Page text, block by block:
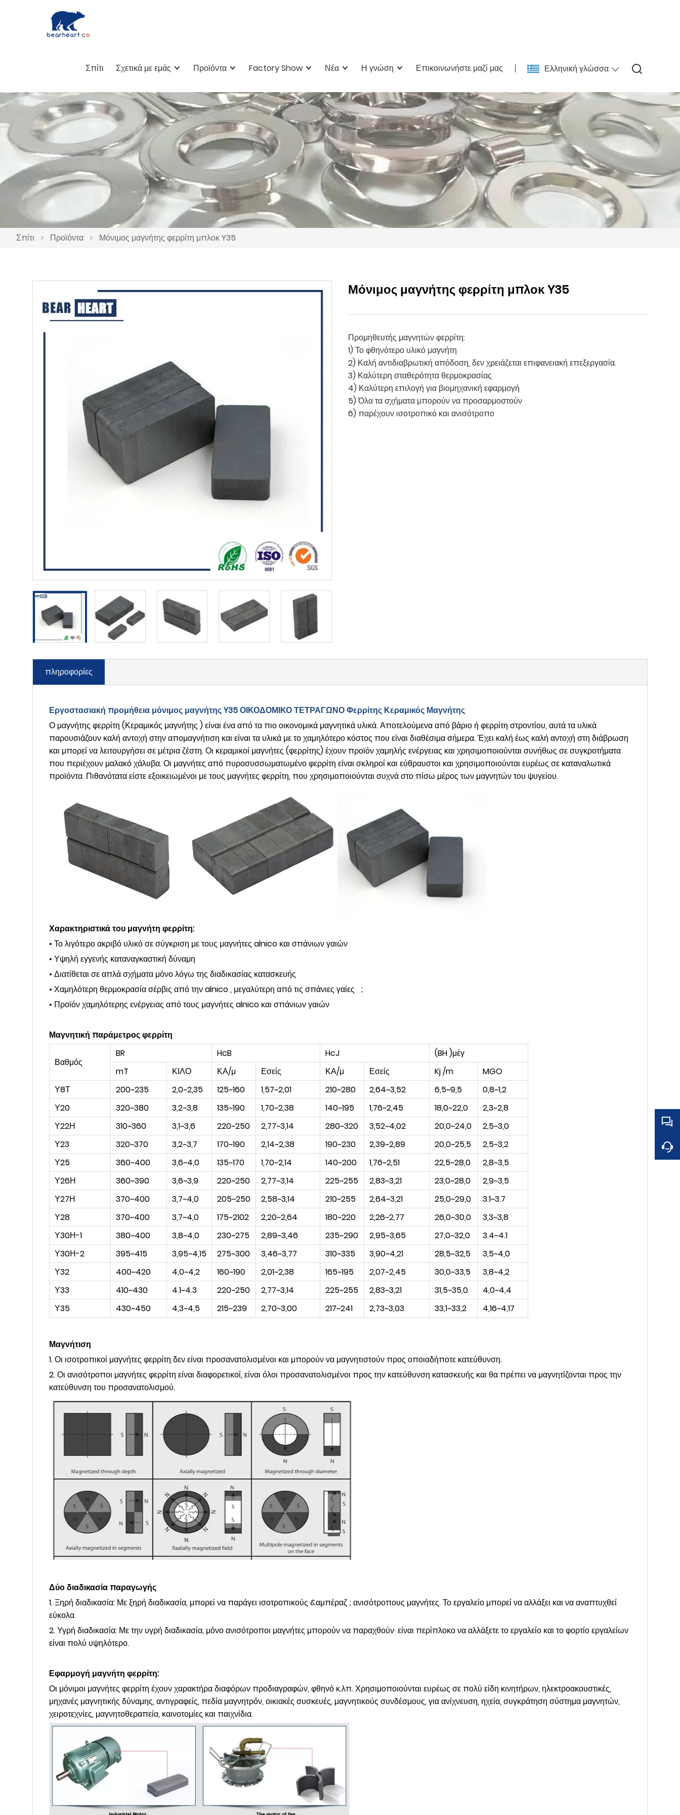
Ελληνική γλώσσα
Σπίτι Σχετικά με εμάς Προϊόντα Factory Show Νέα Η γνώση Επικοινωνήστε μαζί μας
Σπίτι > Προϊόντα > Μόνιμος μαγνήτης φερρίτη μπλοκ Y35
Μόνιμος μαγνήτης φερρίτη μπλοκ Y35
Προμηθευτής μαγνητών φερρίτη:
1) Το φθηνότερο υλικό μαγνήτη
2) Καλή αντιδιαβρωτική απόδοση, δεν χρειάζεται επιφανειακή επεξεργασία.
3) Καλύτερη σταθερότητα θερμοκρασίας
4) Καλύτερη επιλογή για βιομηχανική εφαρμογή
5) Όλα τα σχήματα μπορούν να προσαρμοστούν
6) παρέχουν ισοτροπικό και ανισότροπο
πληροφορίες
Εργοστασιακή προμήθεια μόνιμος μαγνήτης Y35 ΟΙΚΟΔΟΜΙΚΟ ΤΕΤΡΑΓΩΝΟ Φερρίτης Κεραμικός Μαγνήτης
Ο μαγνήτης φερρίτη (Κεραμικός μαγνήτης ) είναι ένα από τα πιο οικονομικά μαγνητικά υλικά. Αποτελούμενα από βάριο ή φερρίτη στροντίου, αυτά τα υλικά
παρουσιάζουν καλή αντοχή στην απομαγνήτιση και είναι τα υλικά με το χαμηλότερο κόστος που είναι διαθέσιμα σήμερα. Έχει καλή έως καλή αντοχή στη διάβρωση
και μπορεί να λειτουργήσει σε μέτρια ζέστη. Οι κεραμικοί μαγνήτες (φερρίτης) έχουν προϊόν χαμηλής ενέργειας και χρησιμοποιούνται συνήθως σε συγκροτήματα
που περιέχουν μαλακό χάλυβα. Οι μαγνήτες από πυροσυσσωματωμένο φερρίτη είναι σκληροί και εύθραυστοι και χρησιμοποιούνται ευρέως σε καταναλωτικά
προϊόντα. Πιθανότατα είστε εξοικειωμένοι με τους μαγνήτες φερρίτη, που χρησιμοποιούνται συχνά στο πίσω μέρος των μαγνητών του ψυγείου.
Χαρακτηριστικά του μαγνήτη φερρίτη:
• Το λιγότερο ακριβό υλικό σε σύγκριση με τους μαγνήτες alnico και σπάνιων γαιών
• Υψηλή εγγενής καταναγκαστική δύναμη
• Διατίθεται σε απλά σχήματα μόνο λόγω της διαδικασίας κατασκευής
• Χαμηλότερη θερμοκρασία σέρβις από την alnico , μεγαλύτερη από τις σπάνιες γαίες ;
• Προϊόν χαμηλότερης ενέργειας από τους μαγνήτες alnico και σπάνιων γαιών
Μαγνητική παράμετρος φερρίτη
Βαθμός
BR HcB HcJ
(BH )μέγ
mT
ΚΙΛΟ ΚΑ/μ Εσείς ΚΑ/μ Εσείς Kj /m
MGO
Υ8Τ
200~235 2,0~2,35 125~160 1,57~2,01 210~280 2,64~3,52 6,5~9,5
0,8~1,2
Υ20
320~380 3,2~3,8 135~190 1,70~2,38 140~195 1,76~2,45 18,0~22,0
2,3~2,8
Υ22Η
310~360 3,1~3,6 220~250 2,77~3,14 280~320 3,52~4,02 20,0~24,0
2,5~3,0
Υ23
320~370 3,2~3,7 170~190 2,14~2,38 190~230 2,39~2,89 20,0~25,5
2,5~3,2
Υ25
360~400 3,6~4,0 135~170 1,70~2,14 140~200 1,76~2,51 22,5~28,0
2,8~3,5
Υ26Η
360~390 3,6~3,9 220~250 2,77~3,14 225~255 2,83~3,21 23,0~28,0
2,9~3,5
Υ27Η
370~400 3,7~4,0 205~250 2,58~3,14 210~255 2,64~3,21 25,0~29,0
3.1~3.7
Υ28
370~400 3,7~4,0 175~2102 2,20~2,64 180~220 2,26~2,77 26,0~30,0
3,3~3,8
Υ30Η-1
380~400 3,8~4,0 230~275 2,89~3,46 235~290 2,95~3,65 27,0~32,0
3.4~4.1
Υ30Η-2
395~415 3,95~4,15 275~300 3,46~3,77 310~335 3,90~4,21 28,5~32,5
3,5~4,0
Υ32
400~420 4,0~4,2 160~190 2,01~2,38 165~195 2,07~2,45 30,0~33,5
3,8~4,2
Υ33
410~430 4.1~4.3 220~250 2,77~3,14 225~255 2,83~3,21 31,5~35,0
4,0~4,4
Υ35
430~450 4,3~4,5 215~239 2,70~3,00 217~241 2,73~3,03 33,1~33,2 4,16~4,17
Μαγνήτιση
1. Οι ισοτροπικοί μαγνήτες φερρίτη δεν είναι προσανατολισμένοι και μπορούν να μαγνητιστούν προς οποιαδήποτε κατεύθυνση.
2. Οι ανισότροποι μαγνήτες φερρίτη είναι διαφορετικοί, είναι όλοι προσανατολισμένοι προς την κατεύθυνση κατασκευής και θα πρέπει να μαγνητίζονται προς την
κατεύθυνση του προσανατολισμού.
Δύο διαδικασία παραγωγής
1. Ξηρή διαδικασία: Με ξηρή διαδικασία, μπορεί να παράγει ισοτροπικούς &αμπέραζ ; ανισότροπους μαγνήτες. Το εργαλείο μπορεί να αλλάξει και να αναπτυχθεί
εύκολα.
2. Υγρή διαδικασία: Με την υγρή διαδικασία, μόνο ανισότροποι μαγνήτες μπορούν να παραχθούν· είναι περίπλοκο να αλλάξετε το εργαλείο και το φορτίο εργαλείων
είναι πολύ υψηλότερο.
Εφαρμογή μαγνήτη φερρίτη:
Οι μόνιμοι μαγνήτες φερρίτη έχουν χαρακτήρα διαφόρων προδιαγραφών, φθηνό κ.λπ. Χρησιμοποιούνται ευρέως σε πολύ είδη κινητήρων, ηλεκτροακουστικές,
μηχανές μαγνητικής δύναμης, αντιγραφείς, πεδία μαγνητρόν, οικιακές συσκευές, μαγνητικούς συνδέσμους, για ανίχνευση, ηχεία, συγκράτηση σύστημα μαγνητών,
χειροτεχνίες, μαγνητοθεραπεία, καινοτομίες και παιχνίδια.